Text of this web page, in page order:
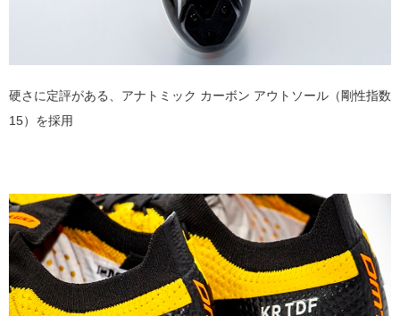
硬さに定評がある、アナトミック カーボン アウトソール（剛性指数
15）を採用